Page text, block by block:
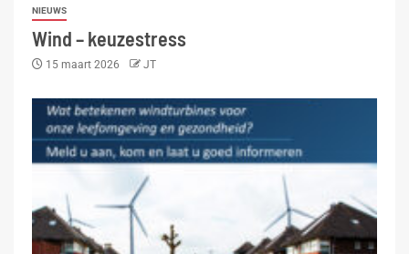
NIEUWS
Wind – keuzestress
15 maart 2026 JT